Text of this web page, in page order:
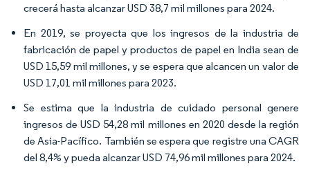
crecerá hasta alcanzar USD 38,7 mil millones para 2024.
En 2019, se proyecta que los ingresos de la industria de
fabricación de papel y productos de papel en India sean de
USD 15,59 mil millones, y se espera que alcancen un valor de
USD 17,01 mil millones para 2023.
Se estima que la industria de cuidado personal genere
ingresos de USD 54,28 mil millones en 2020 desde la región
de Asia-Pacífico. También se espera que registre una CAGR
del 8,4% y pueda alcanzar USD 74,96 mil millones para 2024.